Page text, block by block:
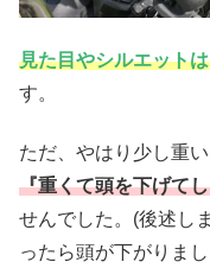
見た目やシルエット
す。
ただ、やはり少し重い
『重くて頭を下げて
せんでした。(後述し
ったら頭が下がりま